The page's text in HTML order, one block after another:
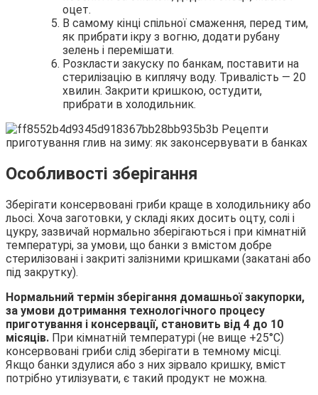
оцет.
В самому кінці спільної смаження, перед тим,
як прибрати ікру з вогню, додати рубану
зелень і перемішати.
Розкласти закуску по банкам, поставити на
стерилізацію в киплячу воду. Тривалість — 20
хвилин. Закрити кришкою, остудити,
прибрати в холодильник.
Особливості зберігання
Зберігати консервовані гриби краще в холодильнику або
льосі. Хоча заготовки, у складі яких досить оцту, солі і
цукру, зазвичай нормально зберігаються і при кімнатній
температурі, за умови, що банки з вмістом добре
стерилізовані і закриті залізними кришками (закатані або
під закрутку).
Нормальний термін зберігання домашньої закупорки,
за умови дотримання технологічного процесу
приготування і консервації, становить від 4 до 10
місяців. При кімнатній температурі (не вище +25°С)
консервовані гриби слід зберігати в темному місці.
Якщо банки здулися або з них зірвало кришку, вміст
потрібно утилізувати, є такий продукт не можна.